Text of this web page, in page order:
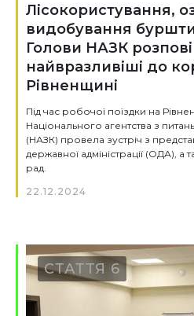
Лісокористування,
видобування
Голови НАЗК
найвразливіші до
Рівненщині
Під час робочої поїздки на
Національного агентства з
(НАЗК) провела зустріч з
державної адміністрації (ОДА), а
рад.
22.12.2024
СТАТТЯ 6